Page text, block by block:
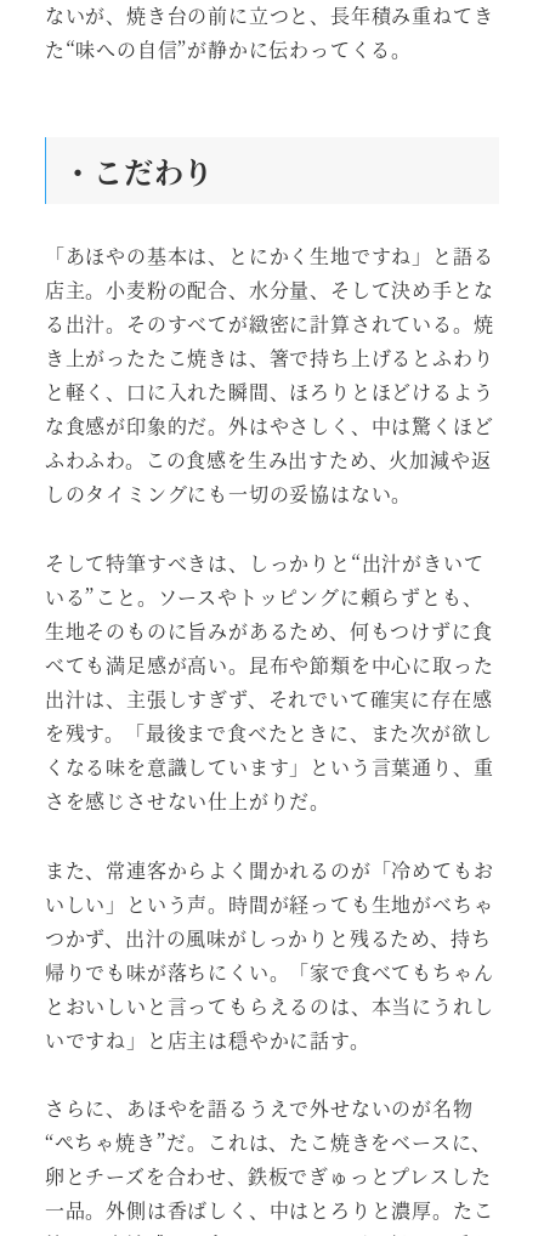
ないが、焼き台の前に立つと、長年積み重ねてき
た“味への自信”が静かに伝わってくる。
・こだわり
「あほやの基本は、とにかく生地ですね」と語る
店主。小麦粉の配合、水分量、そして決め手とな
る出汁。そのすべてが緻密に計算されている。焼
き上がったたこ焼きは、箸で持ち上げるとふわり
と軽く、口に入れた瞬間、ほろりとほどけるよう
な食感が印象的だ。外はやさしく、中は驚くほど
ふわふわ。この食感を生み出すため、火加減や返
しのタイミングにも一切の妥協はない。
そして特筆すべきは、しっかりと“出汁がきいて
いる”こと。ソースやトッピングに頼らずとも、
生地そのものに旨みがあるため、何もつけずに食
べても満足感が高い。昆布や節類を中心に取った
出汁は、主張しすぎず、それでいて確実に存在感
を残す。「最後まで食べたときに、また次が欲し
くなる味を意識しています」という言葉通り、重
さを感じさせない仕上がりだ。
また、常連客からよく聞かれるのが「冷めてもお
いしい」という声。時間が経っても生地がべちゃ
つかず、出汁の風味がしっかりと残るため、持ち
帰りでも味が落ちにくい。「家で食べてもちゃん
とおいしいと言ってもらえるのは、本当にうれし
いですね」と店主は穏やかに話す。
さらに、あほやを語るうえで外せないのが名物
“ぺちゃ焼き”だ。これは、たこ焼きをベースに、
卵とチーズを合わせ、鉄板でぎゅっとプレスした
一品。外側は香ばしく、中はとろりと濃厚。たこ